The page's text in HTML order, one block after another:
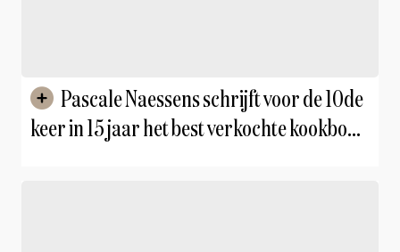
keer in 15 jaar het best verkochte kookboek